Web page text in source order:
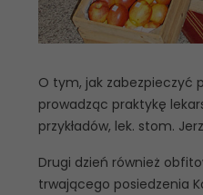
O tym, jak zabezpieczyć
prowadząc praktykę
przykładów, lek. stom.
Drugi dzień również
trwającego posiedzenia